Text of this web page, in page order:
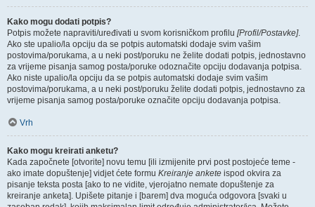
Kako mogu dodati potpis?
Potpis možete napraviti/uređivati u svom korisničkom profilu [Profil/Postavke].
Ako ste upalio/la opciju da se potpis automatski dodaje svim vašim
postovima/porukama, a u neki post/poruku ne želite dodati potpis, jednostavno
za vrijeme pisanja samog posta/poruke odoznačite opciju dodavanja potpisa.
Ako niste upalio/la opciju da se potpis automatski dodaje svim vašim
postovima/porukama, a u neki post/poruku želite dodati potpis, jednostavno za
vrijeme pisanja samog posta/poruke označite opciju dodavanja potpisa.
Vrh
Kako mogu kreirati anketu?
Kada započnete [otvorite] novu temu [ili izmijenite prvi post postojeće teme -
ako imate dopuštenje] vidjet ćete formu Kreiranje ankete ispod okvira za
pisanje teksta posta [ako to ne vidite, vjerojatno nemate dopuštenje za
kreiranje anketa]. Upišete pitanje i [barem] dva moguća odgovora [svaki u